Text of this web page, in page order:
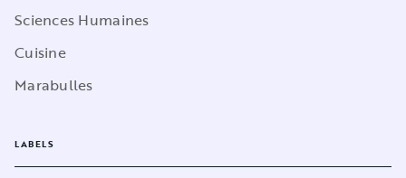
Sciences Humaines
Cuisine
Marabulles
LABELS